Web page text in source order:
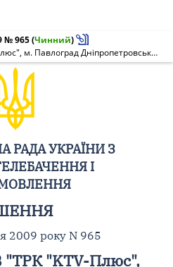
№ 965(Чинний)
Про заяву ТОВ "ТРК "KTV-Плюс", м. Павлоград Дніпропетровської обл., щодо внесення змін до ліцензії на право користування каналами мовлення (НР N 2465 від 17.01.2006) та видачі ліцензії провайдера програмної послуги
РАДА УКРАЇНИ З
І
2009 року N 965
"ТРК "KTV-Плюс",